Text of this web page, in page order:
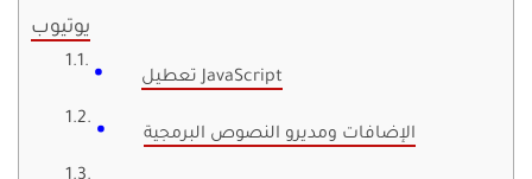
يوتيوب
تعطيل JavaScript
الإضافات ومديرو النصوص البرمجية